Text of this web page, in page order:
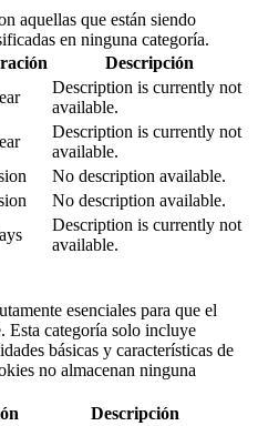
aquellas que están siendo
en ninguna categoría.
Descripción
Description is currently not
available.
Description is currently not
available.
No description available.
No description available.
Description is currently not
available.
esenciales para que el
Esta categoría solo incluye
básicas y características de
no almacenan ninguna
Descripción